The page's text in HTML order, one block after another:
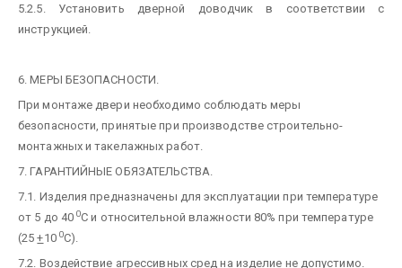
5.2.5. Установить дверной доводчик в соответствии с
инструкцией.
6. МЕРЫ БЕЗОПАСНОСТИ.
При монтаже двери необходимо соблюдать меры
безопасности, принятые при производстве строительно-
монтажных и такелажных работ.
7. ГАРАНТИЙНЫЕ ОБЯЗАТЕЛЬСТВА.
7.1. Изделия предназначены для эксплуатации при температуре
от 5 до 400С и относительной влажности 80% при температуре
(25+10 0С).
7.2. Воздействие агрессивных сред на изделие не допустимо.